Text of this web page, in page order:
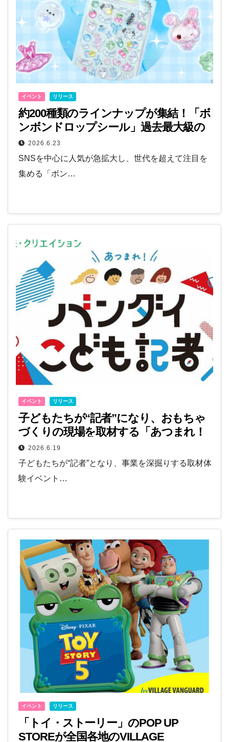
イベント リリース
約200種類のラインナップが集結！「ボ
ンボンドロップシール」過去最大級の
POP UP STOREが全国10都市で開催
2026.6.23
SNSを中心に人気が急拡大し、世代を超えて注目を
集める「ボン…
イベント リリース
子どもたちが“記者”になり、おもちゃ
づくりの現場を取材する「あつまれ！
バンダイこども記者」初開催！参加者
募集中
2026.6.19
子どもたちが“記者”となり、事業を深掘りする取材体
験イベント…
イベント リリース
「トイ・ストーリー」のPOP UP
STOREが全国各地のVILLAGE